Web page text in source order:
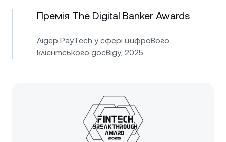
Премія The Digital Banker Awards
Лідер PayTech у сфері цифрового
клієнтського досвіду, 2025